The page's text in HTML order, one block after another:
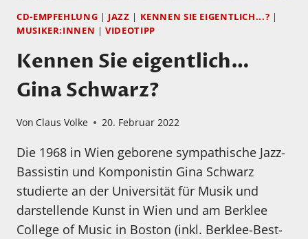
CD-EMPFEHLUNG | JAZZ | KENNEN SIE EIGENTLICH...? |
MUSIKER:INNEN |VIDEOTIPP
Kennen Sie eigentlich…
Gina Schwarz?
Von Claus Volke 20. Februar 2022
Die 1968 in Wien geborene sympathische Jazz-
Bassistin und Komponistin Gina Schwarz
studierte an der Universität für Musik und
darstellende Kunst in Wien und am Berklee
College of Music in Boston (inkl. Berklee-Best-